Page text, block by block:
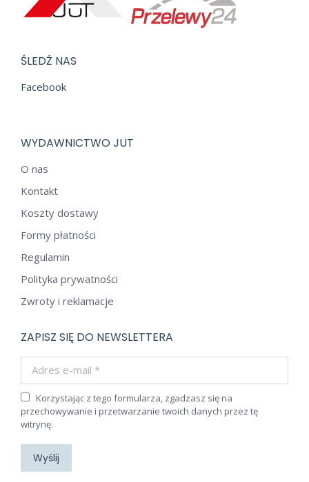
ŚLEDŹ NAS
Facebook
WYDAWNICTWO JUT
O nas
Kontakt
Koszty dostawy
Formy płatności
Regulamin
Polityka prywatności
Zwroty i reklamacje
ZAPISZ SIĘ DO NEWSLETTERA
Korzystając z tego formularza, zgadzasz się na
przechowywanie i przetwarzanie twoich danych przez tę
witrynę.
Wyślij